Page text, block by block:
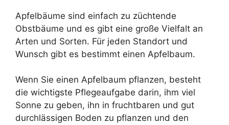
Apfelbäume sind einfach zu züchtende
Obstbäume und es gibt eine große Vielfalt an
Arten und Sorten. Für jeden Standort und
Wunsch gibt es bestimmt einen Apfelbaum.
Wenn Sie einen Apfelbaum pflanzen, besteht
die wichtigste Pflegeaufgabe darin, ihm viel
Sonne zu geben, ihn in fruchtbaren und gut
durchlässigen Boden zu pflanzen und den